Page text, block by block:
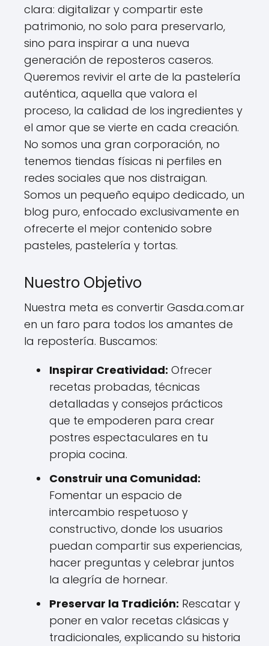
clara: digitalizar y compartir este
patrimonio, no solo para preservarlo,
sino para inspirar a una nueva
generación de reposteros caseros.
Queremos revivir el arte de la pastelería
auténtica, aquella que valora el
proceso, la calidad de los ingredientes y
el amor que se vierte en cada creación.
No somos una gran corporación, no
tenemos tiendas físicas ni perfiles en
redes sociales que nos distraigan.
Somos un pequeño equipo dedicado, un
blog puro, enfocado exclusivamente en
ofrecerte el mejor contenido sobre
pasteles, pastelería y tortas.
Nuestro Objetivo
Nuestra meta es convertir Gasda.com.ar
en un faro para todos los amantes de
la repostería. Buscamos:
Inspirar Creatividad: Ofrecer
recetas probadas, técnicas
detalladas y consejos prácticos
que te empoderen para crear
postres espectaculares en tu
propia cocina.
Construir una Comunidad:
Fomentar un espacio de
intercambio respetuoso y
constructivo, donde los usuarios
puedan compartir sus experiencias,
hacer preguntas y celebrar juntos
la alegría de hornear.
Preservar la Tradición: Rescatar y
poner en valor recetas clásicas y
tradicionales, explicando su historia